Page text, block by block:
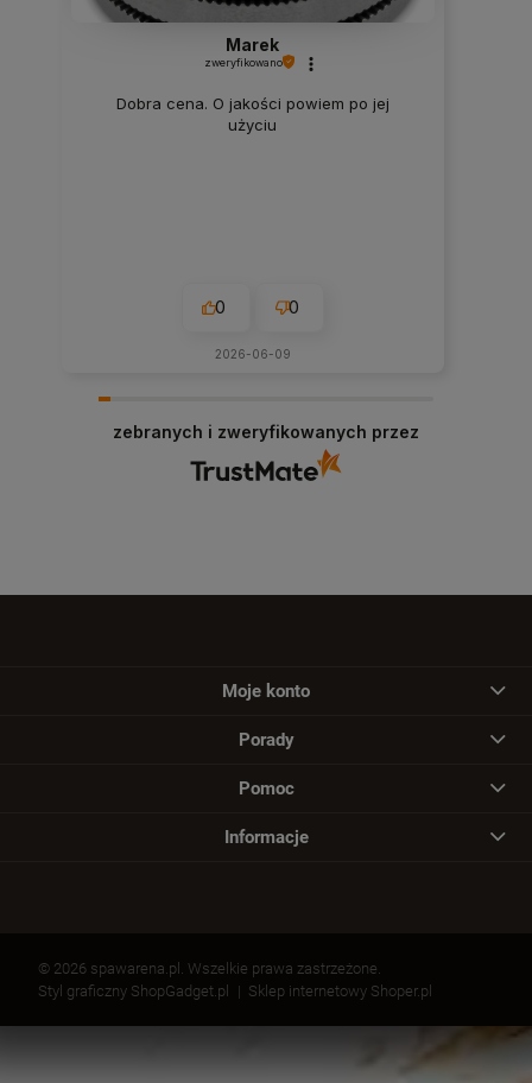
Marek
zweryfikowano
Dobra cena. O jakości powiem po jej
użyciu
0 0
2026-06-09
zebranych i zweryfikowanych przez
Moje konto
Porady
Pomoc
Informacje
© 2026 spawarena.pl. Wszelkie prawa zastrzeżone.
Styl graficzny ShopGadget.pl
Sklep internetowy Shoper.pl